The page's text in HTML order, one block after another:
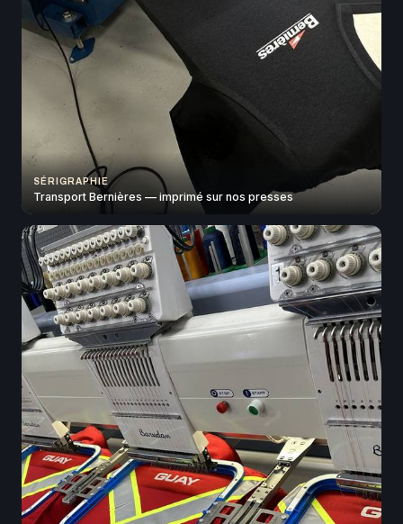
SÉRIGRAPHIE
Transport Bernières — imprimé sur nos presses